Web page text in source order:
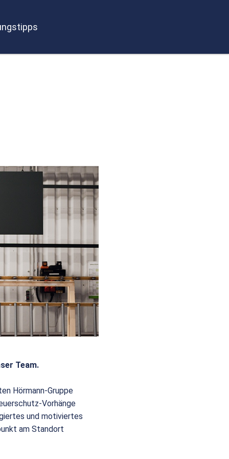
Team.
Hörmann-Gruppe
Vorhänge
und motiviertes
am Standort